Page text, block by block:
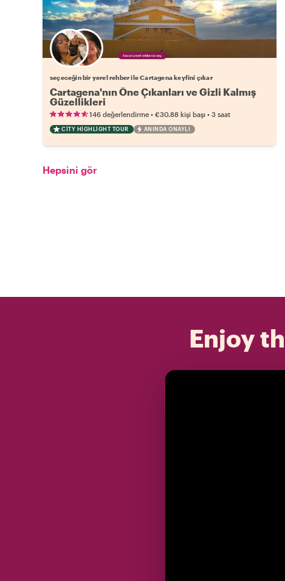
Favori yerel rehberini seç
seçeceğin bir yerel rehber ile Cartagena keyfini çıkar
Cartagena'nın Öne Çıkanları ve Gizli Kalmış
Güzellikleri
146 değerlendirme • €30.88 kişi başı • 3 saat
CITY HIGHLIGHT TOUR ANINDA ONAYLI
Hepsini gör
Enjoy